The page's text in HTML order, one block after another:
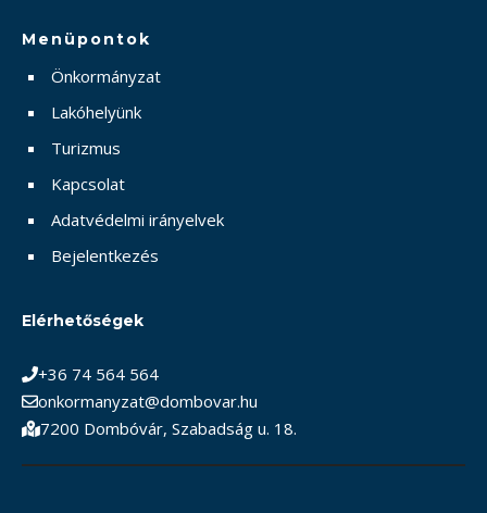
Menüpontok
Önkormányzat
Lakóhelyünk
Turizmus
Kapcsolat
Adatvédelmi irányelvek
Bejelentkezés
Elérhetőségek
+36 74 564 564
onkormanyzat@dombovar.hu
7200 Dombóvár, Szabadság u. 18.